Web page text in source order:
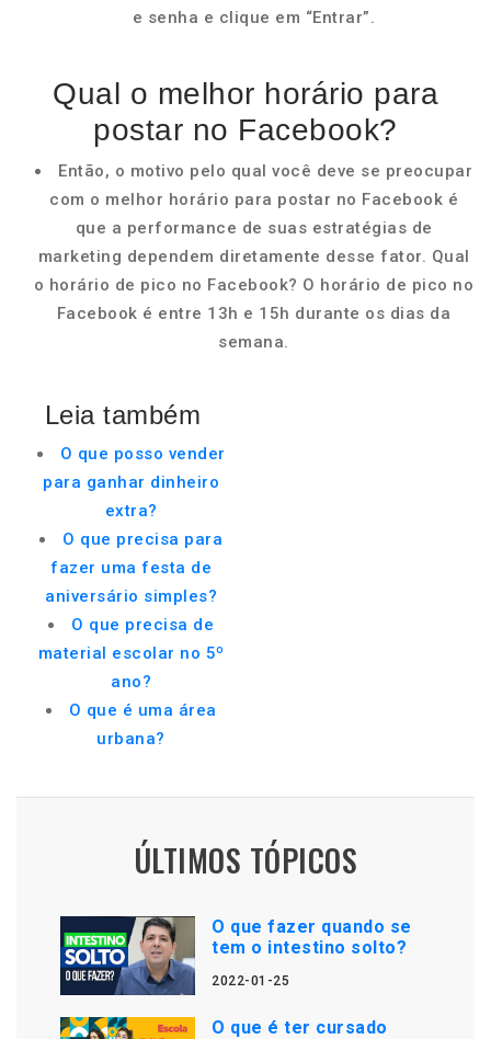
e senha e clique em “Entrar”.
Qual o melhor horário para
postar no Facebook?
Então, o motivo pelo qual você deve se preocupar
com o melhor horário para postar no Facebook é
que a performance de suas estratégias de
marketing dependem diretamente desse fator. Qual
o horário de pico no Facebook? O horário de pico no
Facebook é entre 13h e 15h durante os dias da
semana.
Leia também
O que posso vender
para ganhar dinheiro
extra?
O que precisa para
fazer uma festa de
aniversário simples?
O que precisa de
material escolar no 5º
ano?
O que é uma área
urbana?
ÚLTIMOS TÓPICOS
O que fazer quando se
tem o intestino solto?
2022-01-25
O que é ter cursado